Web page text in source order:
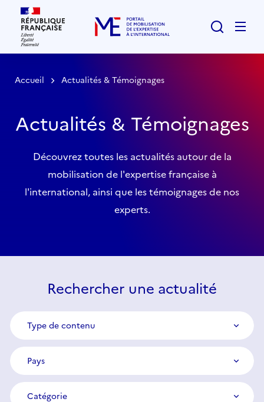
Rechercher
Accueil Actualités & Témoignages
Actualités & Témoignages
Découvrez toutes les actualités autour de la
mobilisation de l'expertise française à
l'international, ainsi que les témoignages de nos
experts.
Rechercher une actualité
Type
de
contenu
Type de contenu
Pays
Pays
Catégorie
Catégorie